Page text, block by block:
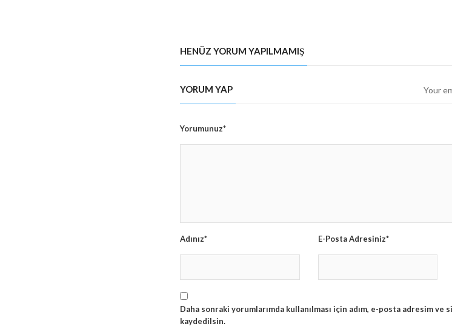
HENÜZ YORUM YAPILMAMIŞ
YORUM YAP Your
Yorumunuz*
Adınız* E-Posta Adresiniz*
Daha sonraki yorumlarımda kullanılması için adım, e-posta adresim ve
kaydedilsin.